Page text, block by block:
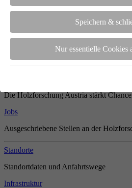
Speichern &
Nur essentielle Cookies
Die Holzforschung Austria ist
Team
Unsere gesamte Kompetenz ist in
gebündelt
Die Holzforschung Austria stärkt
Jobs
Ausgeschriebene Stellen an der
Standorte
Standortdaten und Anfahrtswege
Infrastruktur